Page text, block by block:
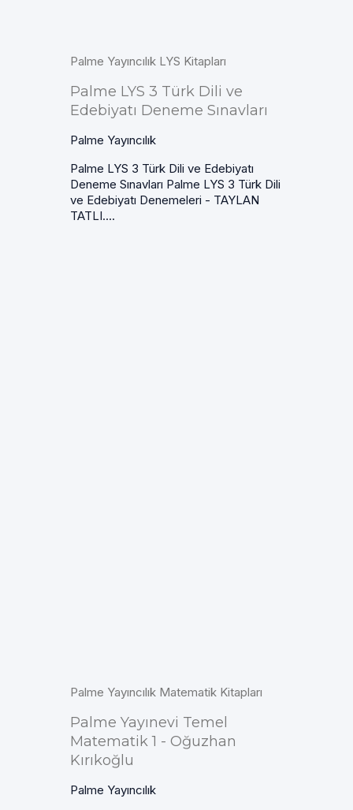
Palme Yayıncılık LYS Kitapları
Palme LYS 3 Türk Dili ve
Edebiyatı Deneme Sınavları
Palme Yayıncılık
Palme LYS 3 Türk Dili ve Edebiyatı
Deneme Sınavları Palme LYS 3 Türk Dili
ve Edebiyatı Denemeleri - TAYLAN
TATLI....
Palme Yayıncılık Matematik Kitapları
Palme Yayınevi Temel
Matematik 1 - Oğuzhan
Kırıkoğlu
Palme Yayıncılık